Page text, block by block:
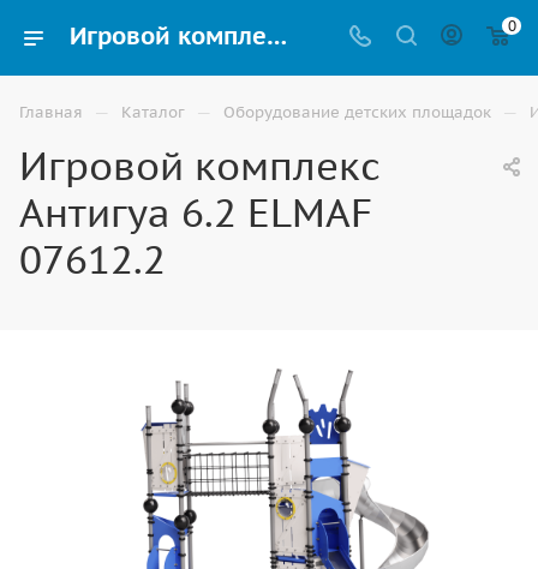
Игровой комплекс Антигуа 6.2 ELMAF 07612.2 купить для улицы в Элисте 0
Главная — Каталог — Оборудование детских площадок —
Игровой комплекс
Антигуа 6.2 ELMAF
07612.2